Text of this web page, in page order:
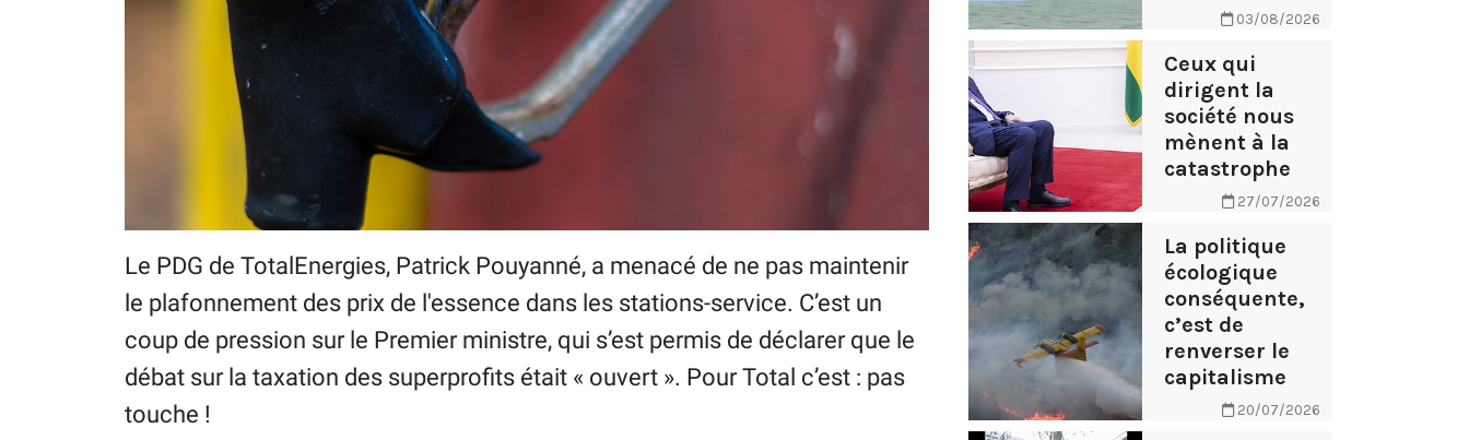
Le PDG de TotalEnergies, Patrick Pouyanné, a menacé de ne pas maintenir
le plafonnement des prix de l'essence dans les stations-service. C’est un
coup de pression sur le Premier ministre, qui s’est permis de déclarer que le
débat sur la taxation des superprofits était « ouvert ». Pour Total c’est : pas
touche !
03/08/2026
Ceux qui
dirigent la
société nous
mènent à la
catastrophe
27/07/2026
La politique
écologique
conséquente,
c’est de
renverser le
capitalisme
20/07/2026